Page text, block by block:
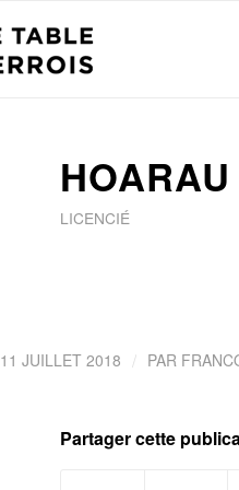
LICENCIÉ
11 JUILLET 2018 / PAR
Partager cette